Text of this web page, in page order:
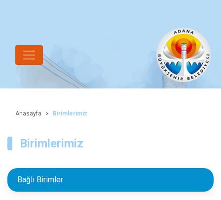
Anasayfa Birimlerimiz
Birimlerimiz
Bağlı Birimler